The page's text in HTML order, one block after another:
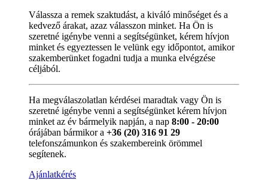
Válassza a remek szaktudást, a kiváló minőséget és a
kedvező árakat, azaz válasszon minket. Ha Ön is
szeretné igénybe venni a segítségünket, kérem hívjon
minket és egyeztessen le velünk egy időpontot, amikor
szakemberünket fogadni tudja a munka elvégzése
céljából.
Ha megválaszolatlan kérdései maradtak vagy Ön is
szeretné igénybe venni a segítségünket kérem hívjon
minket az év bármelyik napján, a nap 8:00 - 20:00
órájában bármikor a +36 (20) 316 91 29
telefonszámunkon és szakembereink örömmel
segítenek.
Ajánlatkérés